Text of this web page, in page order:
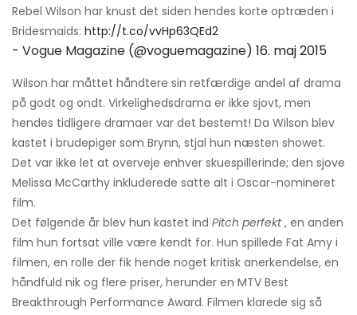
Rebel Wilson har knust det siden hendes korte optræden i
Bridesmaids: http://t.co/vvHp63QEd2
- Vogue Magazine (@voguemagazine) 16. maj 2015
Wilson har måttet håndtere sin retfærdige andel af drama
på godt og ondt. Virkelighedsdrama er ikke sjovt, men
hendes tidligere dramaer var det bestemt! Da Wilson blev
kastet i brudepiger som Brynn, stjal hun næsten showet.
Det var ikke let at overveje enhver skuespillerinde; den sjove
Melissa McCarthy inkluderede satte alt i Oscar-nomineret
film.
Det følgende år blev hun kastet ind Pitch perfekt, en anden
film hun fortsat ville være kendt for. Hun spillede Fat Amy i
filmen, en rolle der fik hende noget kritisk anerkendelse, en
håndfuld nik og flere priser, herunder en MTV Best
Breakthrough Performance Award. Filmen klarede sig så